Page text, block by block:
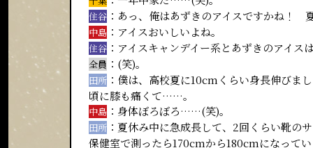
住谷 ：あっ、俺はあずきのアイスですかね！
中島 ：アイスおいしいよね。
住谷 ：アイスキャンデイー系とあずきのアイ
全員 ：(笑)。
田所 ：僕は、高校夏に10cmくらい身長伸びま
頃に膝も痛くて……。
中島 ：身体ぼろぼろ……(笑)。
田所 ：夏休み中に急成長して、2回くらい靴
保健室で測ったら170cmから180cmになって